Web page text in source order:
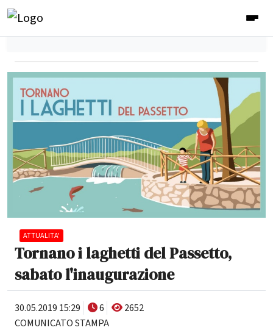
ATTUALITA'
Tornano i laghetti del Passetto,
sabato l'inaugurazione
30.05.2019 15:29 6
2652
COMUNICATO STAMPA